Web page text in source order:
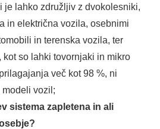
je lahko združljiv z dvokolesniki,
in električna vozila, osebnimi
in terenska vozila, ter
so lahki tovornjaki in mikro
več kot 98 %, ni
vozil;
sistema zapletena in ali